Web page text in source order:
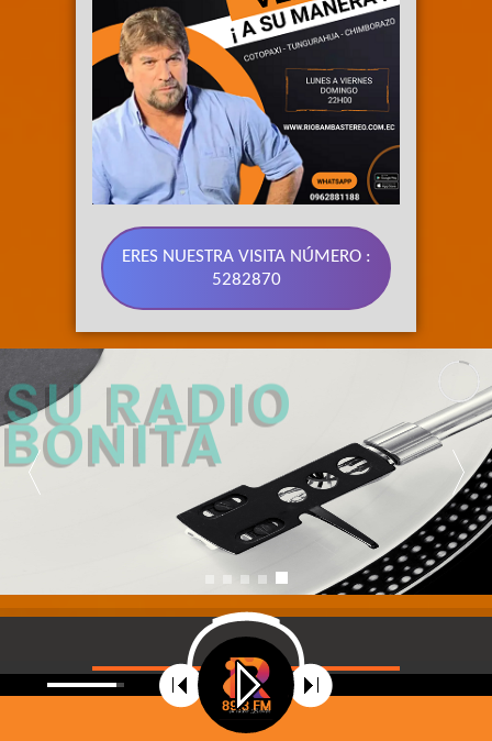
ERES NUESTRA VISITA NÚMERO :
5282870
89.3 FM
SU RADIO
BONITA
Radio Riobamba Stereo 89.3 FM, Su radio